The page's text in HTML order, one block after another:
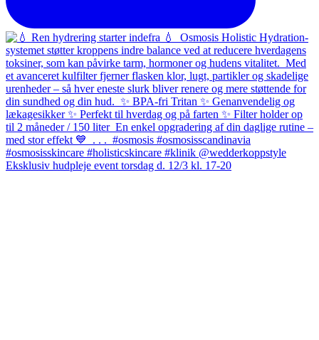
Eksklusiv hudpleje event torsdag d. 12/3 kl. 17-20